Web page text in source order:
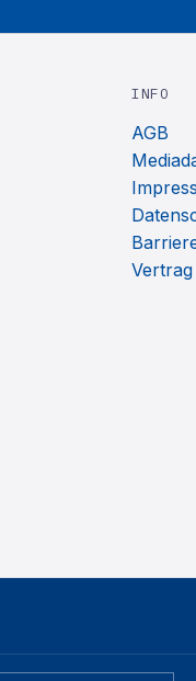
INFO
AGB